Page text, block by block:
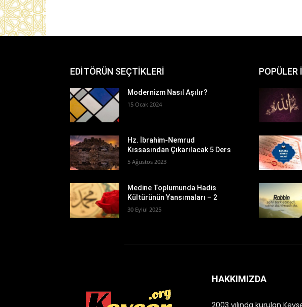
EDİTÖRÜN SEÇTİKLERİ
Modernizm Nasıl Aşılır?
15 Ocak 2024
Hz. İbrahim-Nemrud
Kıssasından Çıkarılacak 5 Ders
5 Ağustos 2023
Medine Toplumunda Hadis
Kültürünün Yansımaları – 2
30 Eylül 2025
POPÜLER
HAKKIMIZDA